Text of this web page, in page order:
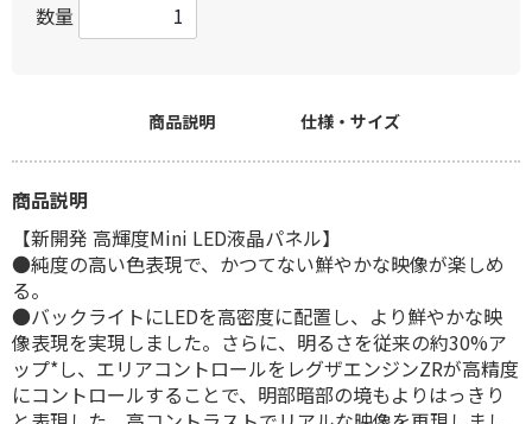
数量
商品説明 仕様・サイズ
商品説明
【新開発 高輝度Mini LED液晶パネル】
●純度の高い色表現で、かつてない鮮やかな映像が楽しめ
る。
●バックライトにLEDを高密度に配置し、より鮮やかな映
像表現を実現しました。さらに、明るさを従来の約30%ア
ップ*し、エリアコントロールをレグザエンジンZRが高精度
にコントロールすることで、明部暗部の境もよりはっきり